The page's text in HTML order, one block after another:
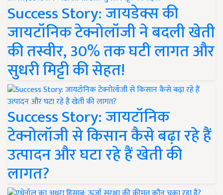
Success Story: जायडेक्स की
जायटॉनिक टेक्नोलॉजी ने बदली खेती
की तस्वीर, 30% तक घटी लागत और
सुधरी मिट्टी की सेहत!
Success Story: जायटॉनिक
टेक्नोलॉजी से किसान कैसे बढ़ा रहे हैं
उत्पादन और घटा रहे हैं खेती की
लागत?